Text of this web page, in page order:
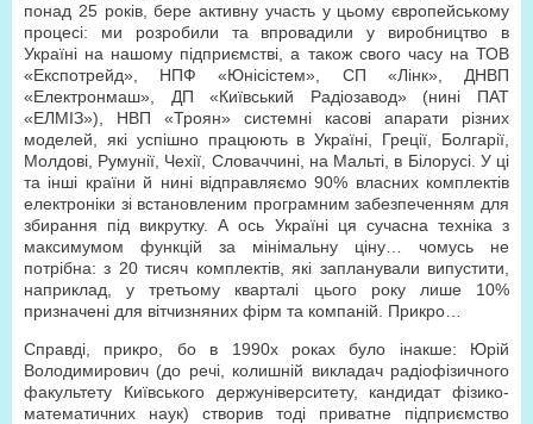
понад 25 років, бере активну участь у цьому європейському
процесі: ми розробили та впровадили у виробництво в
Україні на нашому підприємстві, а також свого часу на ТОВ
«Експотрейд», НПФ «Юнісістем», СП «Лінк», ДНВП
«Електронмаш», ДП «Київський Радіозавод» (нині ПАТ
«ЕЛМІЗ»), НВП «Троян» системні касові апарати різних
моделей, які успішно працюють в Україні, Греції, Болгарії,
Молдові, Румунії, Чехії, Словаччині, на Мальті, в Білорусі. У ці
та інші країни й нині відправляємо 90% власних комплектів
електроніки зі встановленим програмним забезпеченням для
збирання під викрутку. А ось Україні ця сучасна техніка з
максимумом функцій за мінімальну ціну… чомусь не
потрібна: з 20 тисяч комплектів, які запланували випустити,
наприклад, у третьому кварталі цього року лише 10%
призначені для вітчизняних фірм та компаній. Прикро…
Справді, прикро, бо в 1990х роках було інакше: Юрій
Володимирович (до речі, колишній викладач радіофізичного
факультету Київського держуніверситету, кандидат фізико-
математичних наук) створив тоді приватне підприємство